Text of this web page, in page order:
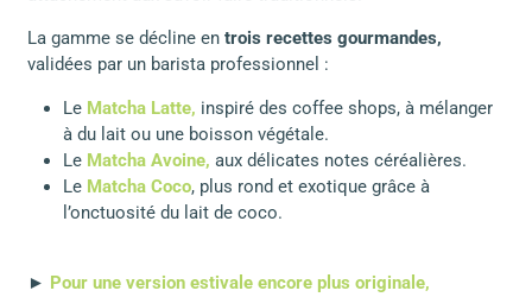
La gamme se décline en trois recettes gourmandes,
validées par un barista professionnel :
Le Matcha Latte, inspiré des coffee shops, à mélanger
à du lait ou une boisson végétale.
Le Matcha Avoine, aux délicates notes céréalières.
Le Matcha Coco, plus rond et exotique grâce à
l’onctuosité du lait de coco.
► Pour une version estivale encore plus originale,